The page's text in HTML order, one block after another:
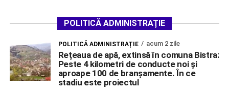
POLITICĂ ADMINISTRAȚIE
POLITICĂ ADMINISTRAȚIE acum 2 zile
Rețeaua de apă, extinsă în comuna Bistra:
Peste 4 kilometri de conducte noi și
aproape 100 de branșamente. În ce
stadiu este proiectul